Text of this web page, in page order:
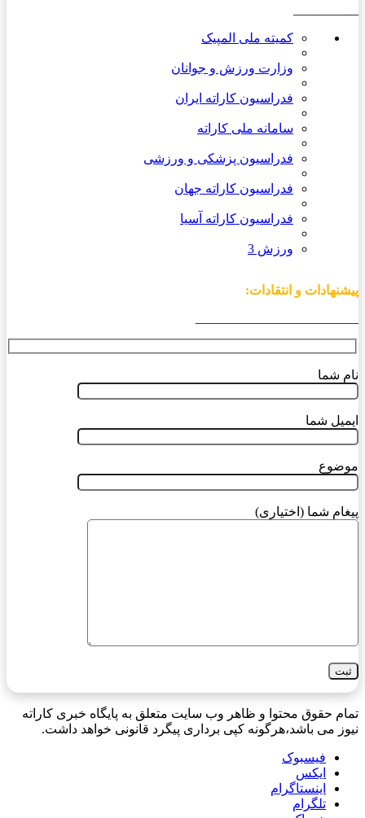
کمیته ملی المپیک
وزارت ورزش و جوانان
فدراسیون کاراته ایران
سامانه ملی کاراته
فدراسیون پزشکی و ورزشی
فدراسیون کاراته جهان
فدراسیون کاراته آسیا
ورزش 3
پیشنهادات و انتقادات:
نام شما
ایمیل شما
موضوع
پیغام شما (اختیاری)
تمام حقوق محتوا و ظاهر وب سایت متعلق به پایگاه خبری کاراته
نیوز می باشد،هرگونه کپی برداری پیگرد قانونی خواهد داشت.
فیسبوک
ایکس
اینستاگرام
تلگرام